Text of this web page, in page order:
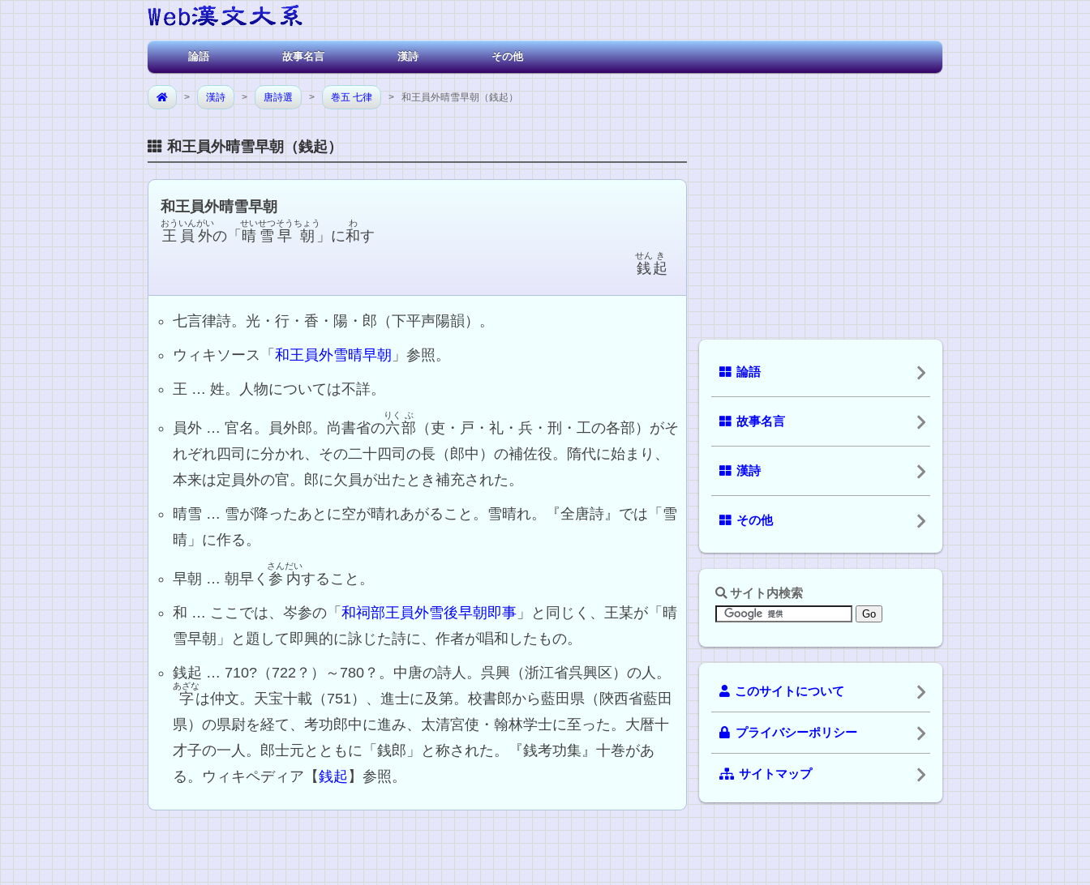
論語 故事名言 漢詩 その他
> 漢詩 > 唐詩選 > 巻五 七律 > 和王員外晴雪早朝（銭起）
和王員外晴雪早朝（銭起）
和王員外晴雪早朝
王
おう
員外
いんがい
の「 晴雪
せいせつ
早
そう
朝
ちょう
」に和
わ
す
銭
せん
起
き
七言律詩。光・行・香・陽・郎（下平声陽韻）。
ウィキソース「 和王員外雪晴早朝 」参照。
王 … 姓。人物については不詳。
員外 … 官名。員外郎。尚書省の六
りく
部
ぶ
（吏・戸・礼・兵・刑・工の各部）がそ
れぞれ四司に分かれ、その二十四司の長（郎中）の補佐役。隋代に始まり、
本来は定員外の官。郎に欠員が出たとき補充された。
晴雪 … 雪が降ったあとに空が晴れあがること。雪晴れ。『全唐詩』では「雪
晴」に作る。
早朝 … 朝早く 参内
さんだい
すること。
和 … ここでは、岑参の「 和祠部王員外雪後早朝即事 」と同じく、王某が「晴
雪早朝」と題して即興的に詠じた詩に、作者が唱和したもの。
銭起 … 710?（722？）～780？。中唐の詩人。呉興（浙江省呉興区）の人。
字
あざな
は仲文。天宝十載（751）、進士に及第。校書郎から藍田県（陝西省藍田
県）の県尉を経て、考功郎中に進み、太清宮使・翰林学士に至った。大暦十
才子の一人。郎士元とともに「銭郎」と称された。『銭考功集』十巻があ
る。ウィキペディア【銭起 】参照。
論語
故事名言
漢詩
その他
サイト内検索
このサイトについて
プライバシーポリシー
サイトマップ